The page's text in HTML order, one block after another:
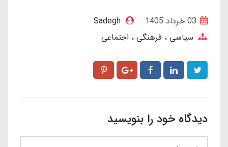
Sadegh
سیاسی ، فرهنگی ، اجتماعی
دیدگاه خود را بنویسید